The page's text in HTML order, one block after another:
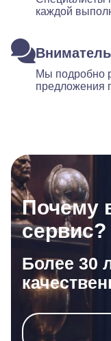
каждой
Мы подробно
предложения
Почему
сервис?
Более 30